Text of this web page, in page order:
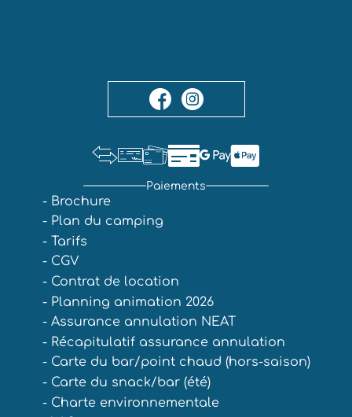
Paiements
- Brochure
- Plan du camping
- Tarifs
- CGV
- Contrat de location
- Planning animation 2026
- Assurance annulation NEAT
- Récapitulatif assurance annulation
- Carte du bar/point chaud (hors-saison)
- Carte du snack/bar (été)
- Charte environnementale